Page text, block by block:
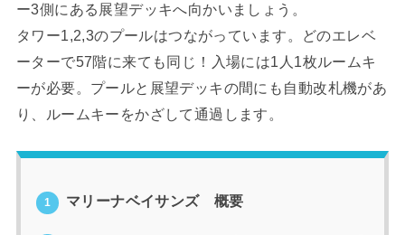
ー3側にある展望デッキへ向かいましょう。
タワー1,2,3のプールはつながっています。どのエレベ
ーターで57階に来ても同じ！入場には1人1枚ルームキ
ーが必要。プールと展望デッキの間にも自動改札機があ
り、ルームキーをかざして通過します。
1 マリーナベイサンズ 概要